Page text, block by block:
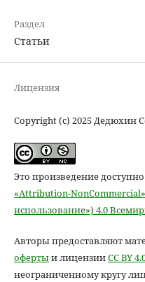
Раздел
Статьи
Лицензия
Copyright (c) 2025 Дедюхин
Это произведение
«Attribution-
использование») 4.0
Авторы предоставляют
офертыи лицензииCC BY
неограниченному кругу